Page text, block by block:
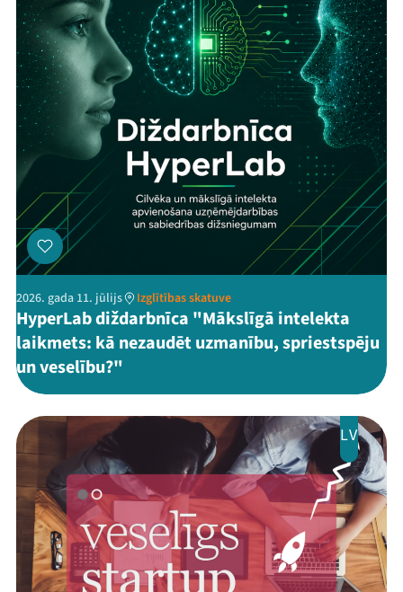
2026. gada 11. jūlijs Izglītības skatuve
HyperLab diždarbnīca "Mākslīgā intelekta
laikmets: kā nezaudēt uzmanību, spriestspēju
un veselību?"
LV